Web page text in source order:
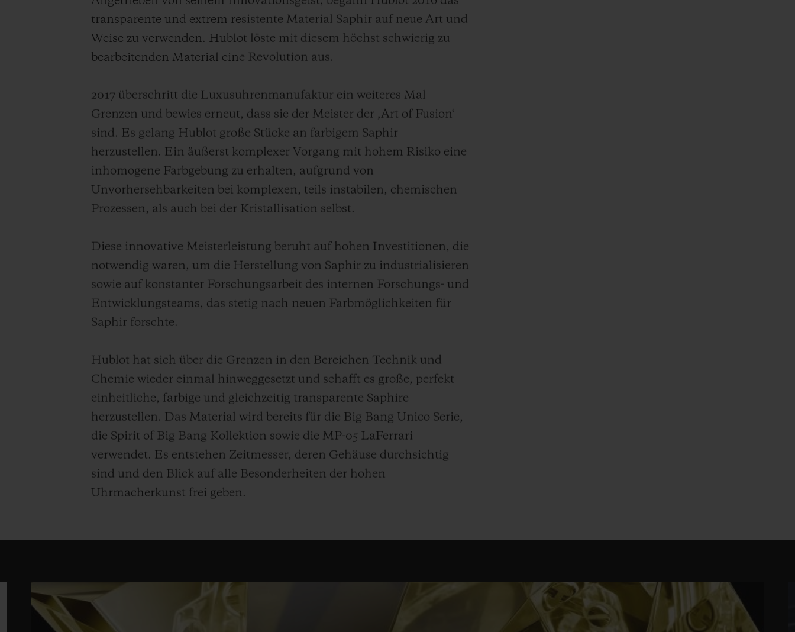
transparente und extrem resistente Material Saphir auf neue Art und
Weise zu verwenden. Hublot löste mit diesem höchst schwierig zu
bearbeitenden Material eine Revolution aus.
2017 überschritt die Luxusuhrenmanufaktur ein weiteres Mal
Grenzen und bewies erneut, dass sie der Meister der ‚Art of Fusion‘
sind. Es gelang Hublot große Stücke an farbigem Saphir
herzustellen. Ein äußerst komplexer Vorgang mit hohem Risiko eine
inhomogene Farbgebung zu erhalten, aufgrund von
Unvorhersehbarkeiten bei komplexen, teils instabilen, chemischen
Prozessen, als auch bei der Kristallisation selbst.
Diese innovative Meisterleistung beruht auf hohen Investitionen, die
notwendig waren, um die Herstellung von Saphir zu industrialisieren
sowie auf konstanter Forschungsarbeit des internen Forschungs- und
Entwicklungsteams, das stetig nach neuen Farbmöglichkeiten für
Saphir forschte.
Hublot hat sich über die Grenzen in den Bereichen Technik und
Chemie wieder einmal hinweggesetzt und schafft es große, perfekt
einheitliche, farbige und gleichzeitig transparente Saphire
herzustellen. Das Material wird bereits für die Big Bang Unico Serie,
die Spirit of Big Bang Kollektion sowie die MP-05 LaFerrari
verwendet. Es entstehen Zeitmesser, deren Gehäuse durchsichtig
sind und den Blick auf alle Besonderheiten der hohen
Uhrmacherkunst frei geben.